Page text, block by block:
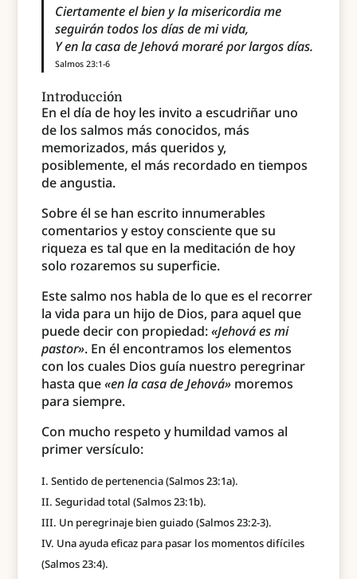
Ciertamente el bien y la misericordia me
seguirán todos los días de mi vida,
Y en la casa de Jehová moraré por largos días.
Salmos 23:1-6
Introducción
En el día de hoy les invito a escudriñar uno
de los salmos más conocidos, más
memorizados, más queridos y,
posiblemente, el más recordado en tiempos
de angustia.
Sobre él se han escrito innumerables
comentarios y estoy consciente que su
riqueza es tal que en la meditación de hoy
solo rozaremos su superficie.
Este salmo nos habla de lo que es el recorrer
la vida para un hijo de Dios, para aquel que
puede decir con propiedad:«Jehová es mi
pastor». En él encontramos los elementos
con los cuales Dios guía nuestro peregrinar
hasta que«en la casa de Jehová» moremos
para siempre.
Con mucho respeto y humildad vamos al
primer versículo:
Sentido de pertenencia (Salmos 23:1a).
Seguridad total (Salmos 23:1b).
Un peregrinaje bien guiado (Salmos 23:2-3).
Una ayuda eficaz para pasar los momentos difíciles
(Salmos 23:4).